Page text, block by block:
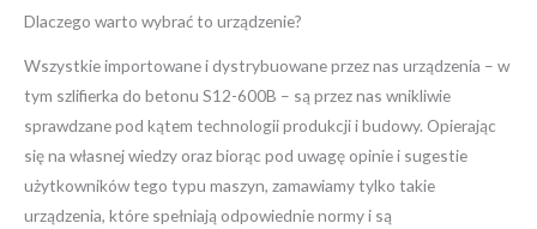
Dlaczego warto wybrać to urządzenie?
Wszystkie importowane i dystrybuowane przez nas urządzenia – w
tym szlifierka do betonu S12-600B – są przez nas wnikliwie
sprawdzane pod kątem technologii produkcji i budowy. Opierając
się na własnej wiedzy oraz biorąc pod uwagę opinie i sugestie
użytkowników tego typu maszyn, zamawiamy tylko takie
urządzenia, które spełniają odpowiednie normy i są